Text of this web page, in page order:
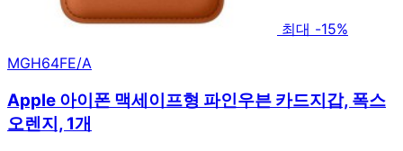
최대 -15%
MGH64FE/A
Apple 아이폰 맥세이프형 파인우븐 카드지갑, 폭스
오렌지, 1개